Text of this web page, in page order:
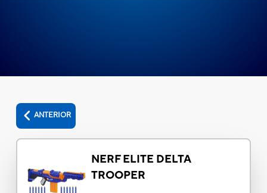
ANTERIOR
NERF ELITE DELTA
TROOPER